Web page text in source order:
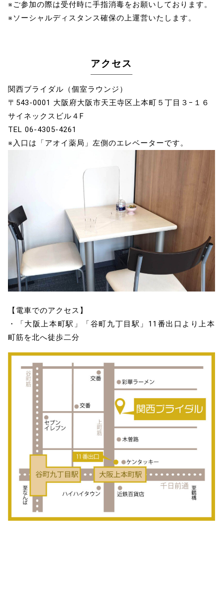
※ご参加の際は受付時に手指消毒をお願いしております。
※ソーシャルディスタンス確保の上運営いたします。
アクセス
関西ブライダル（個室ラウンジ）
〒543-0001 大阪府大阪市天王寺区上本町５丁目３−１６
サイネックスビル４F
TEL 06-4305-4261
※入口は「アオイ薬局」左側のエレベーターです。
【電車でのアクセス】
・「大阪上本町駅」「谷町九丁目駅」11番出口より上本
町筋を北へ徒歩二分